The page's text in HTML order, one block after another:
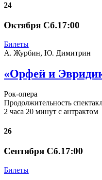
24
Октября Сб.17:00
Билеты
А. Журбин, Ю. Димитрин
«Орфей и
Рок-опера
Продолжительность
2 часа 20 минут с антрактом
26
Сентября Сб.17:00
Билеты